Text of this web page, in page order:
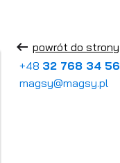
+48 32 768 34 56
magsy@magsy.pl
powrót do strony